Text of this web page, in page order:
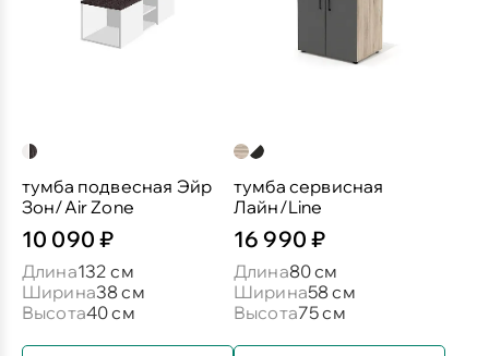
тумба подвесная Эйр
Зон/Air Zone
10 090 ₽
Длина132 см
Ширина38 см
Высота40 см
тумба сервисная
Лайн/Line
16 990 ₽
Длина80 см
Ширина58 см
Высота75 см